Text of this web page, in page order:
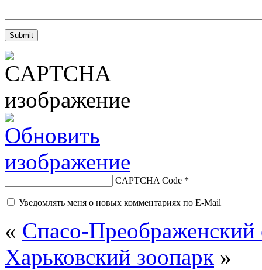
CAPTCHA Code *
Уведомлять меня о новых комментариях по E-Mail
« Спасо-Преображенский
Харьковский зоопарк »